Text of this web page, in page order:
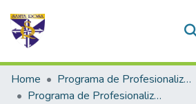
Communities & Collections
All of DSpace
Home
Programa de Profesionalización Docente - Trabajos de Investigación
Programa de Profesionalización Docente